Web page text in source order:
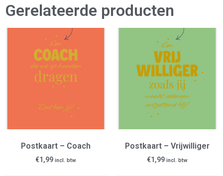
Gerelateerde producten
Postkaart – Coach
€1,99 incl. btw
Postkaart – Vrijwilliger
€1,99 incl. btw